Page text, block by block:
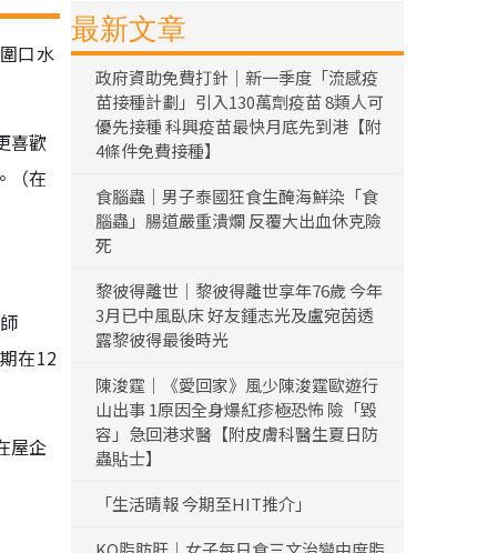
口水
喜歡
（在
在12
屋企
最新文章
政府資助免費打針｜新一季度「流感疫
苗接種計劃」引入130萬劑疫苗 8類人可
優先接種 科興疫苗最快月底先到港【附
4條件免費接種】
食腦蟲｜男子泰國狂食生醃海鮮染「食
腦蟲」腸道嚴重潰爛 反覆大出血休克險
死
黎彼得離世｜黎彼得離世享年76歲 今年
3月已中風臥床 好友鍾志光及盧宛茵透
露黎彼得最後時光
陳浚霆｜《愛回家》風少陳浚霆歐遊行
山出事 1原因全身爆紅疹極恐怖 險「毀
容」急回港求醫【附皮膚科醫生夏日防
蟲貼士】
「生活晴報 今期至HIT推介」